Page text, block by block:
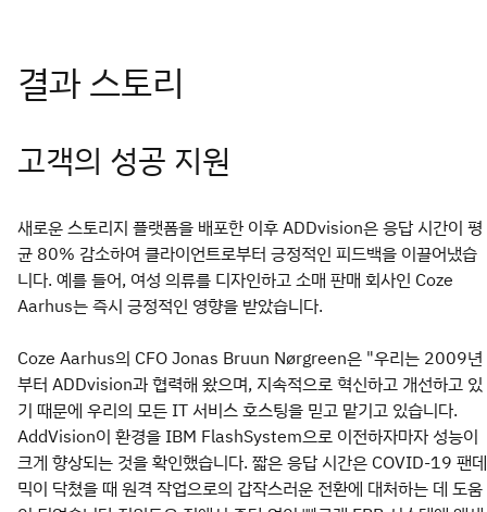
고객의 성공 지원
새로운 스토리지 플랫폼을 배포한 이후 ADDvision은 응답 시간이 평
균 80% 감소하여 클라이언트로부터 긍정적인 피드백을 이끌어냈습
니다. 예를 들어, 여성 의류를 디자인하고 소매 판매 회사인 Coze
Aarhus는 즉시 긍정적인 영향을 받았습니다.
Coze Aarhus의 CFO Jonas Bruun Nørgreen은 "우리는 2009년
부터 ADDvision과 협력해 왔으며, 지속적으로 혁신하고 개선하고 있
기 때문에 우리의 모든 IT 서비스 호스팅을 믿고 맡기고 있습니다.
AddVision이 환경을 IBM FlashSystem으로 이전하자마자 성능이
크게 향상되는 것을 확인했습니다. 짧은 응답 시간은 COVID-19 팬데
믹이 닥쳤을 때 원격 작업으로의 갑작스러운 전환에 대처하는 데 도움